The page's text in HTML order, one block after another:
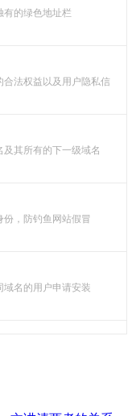
有的绿色地址栏
合法权益以及用户隐私信
其所有的下一级域名
，防钓鱼网站假冒
域名的用户申请安装